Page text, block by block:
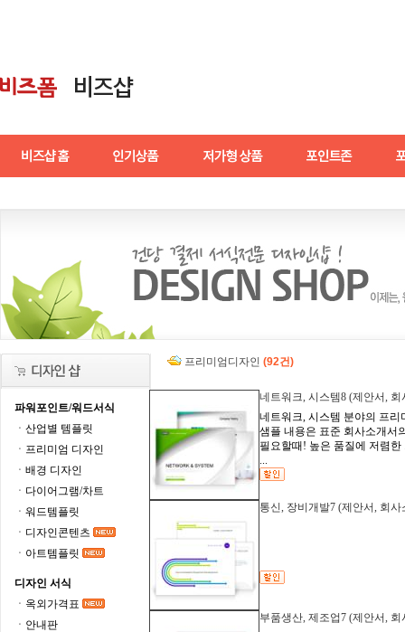
파워포인트/워드서식
ㆍ산업별 템플릿
ㆍ프리미엄 디자인
ㆍ배경 디자인
ㆍ다이어그램/차트
ㆍ워드템플릿
ㆍ디자인콘텐츠
ㆍ아트템플릿
디자인 서식
ㆍ옥외가격표
ㆍ안내판
프리미엄디자인 (92건)
네트워크, 시스템8 (제안서, 회
네트워크, 시스템 분야의 프
샘플 내용은 표준 회사소개서
필요할때! 높은 품질에 저렴
...
통신, 장비개발7 (제안서, 회사
부품생산, 제조업7 (제안서, 회